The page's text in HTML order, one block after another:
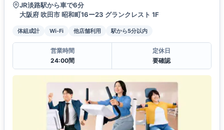
JR淡路駅から車で6分
大阪府 吹田市 昭和町16ー23 グランクレスト 1F
体組成計 Wi-Fi 他店舗利用 駅から5分以内
営業時間
24:00間
定休日
要確認